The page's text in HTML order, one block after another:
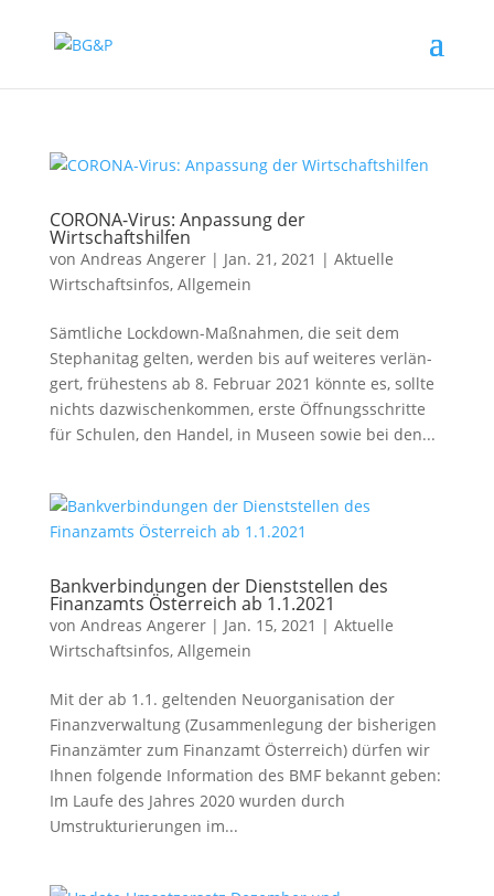
CORONA-Virus: Anpassung der
Wirtschaftshilfen
von Andreas Angerer| Jan. 21, 2021 | Aktuelle
Wirtschaftsinfos, Allgemein
Sämtliche Lockdown-Maßnahmen, die seit dem
Stephanitag gel­ten, wer­den bis auf wei­te­res ver­län­
gert, frü­hes­tens ab 8. Februar 2021 könn­te es, soll­te
nichts dazwi­schen­kom­men, ers­te Öffnungsschritte
für Schulen, den Handel, in Museen sowie bei den...
Bankverbindungen der Dienststellen des
Finanzamts Österreich ab 1.1.2021
von Andreas Angerer| Jan. 15, 2021 | Aktuelle
Wirtschaftsinfos, Allgemein
Mit der ab 1.1. gel­ten­den Neuorganisation der
Finanzverwaltung (Zusammenlegung der bis­he­ri­gen
Finanzämter zum Finanzamt Österreich) dür­fen wir
Ihnen fol­gen­de Information des BMF bekannt geben:
Im Laufe des Jahres 2020 wur­den durch
Umstrukturierungen im...